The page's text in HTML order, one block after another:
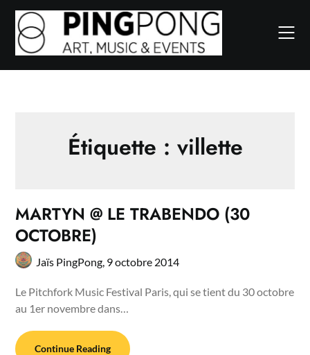
Skip
content
Étiquette : villette
MARTYN @ LE TRABENDO (30
OCTOBRE)
Jaïs PingPong, 9 octobre 2014
Le Pitchfork Music Festival Paris, qui se tient du 30 octobre
au 1er novembre dans…
Continue Reading